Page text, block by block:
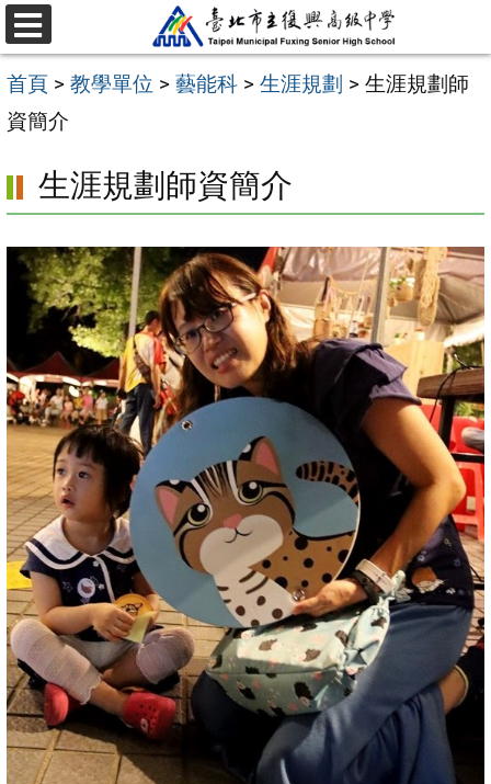
跳
至
主
要
容
區
選
單
首頁 > 教學單位 > 藝能科 > 生涯規劃 > 生涯規劃師
資簡介
生涯規劃師資簡介